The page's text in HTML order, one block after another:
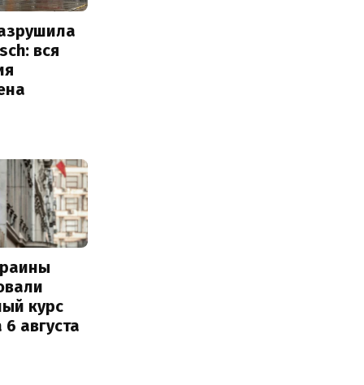
вся
курс
августа